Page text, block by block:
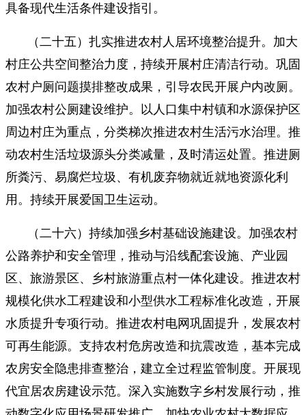
具备现代生活条件建设指引。
（二十五）扎实推进农村人居环境整治提升。加大
村庄公共空间整治力度，持续开展村庄清洁行动。巩固
农村户厕问题摸排整改成果，引导农民开展户内改厕。
加强农村公厕建设维护。以人口集中村镇和水源保护区
周边村庄为重点，分类梯次推进农村生活污水治理。推
动农村生活垃圾源头分类减量，及时清运处置。推进厕
所粪污、易腐烂垃圾、有机废弃物就近就地资源化利
用。持续开展爱国卫生运动。
（二十六）持续加强乡村基础设施建设。加强农村
公路养护和安全管理，推动与沿线配套设施、产业园
区、旅游景区、乡村旅游重点村一体化建设。推进农村
规模化供水工程建设和小型供水工程标准化改造，开展
水质提升专项行动。推进农村电网巩固提升，发展农村
可再生能源。支持农村危房改造和抗震改造，基本完成
农房安全隐患排查整治，建立全过程监管制度。开展现
代宜居农房建设示范。深入实施数字乡村发展行动，推